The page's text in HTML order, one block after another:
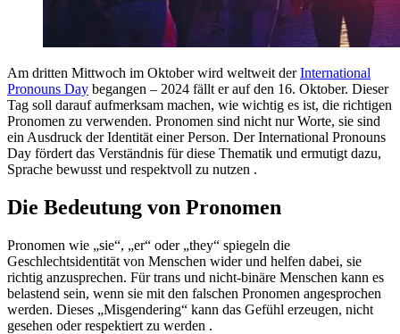
Am dritten Mittwoch im Oktober wird weltweit derInternational
Pronouns Day begangen – 2024 fällt er auf den 16. Oktober. Dieser
Tag soll darauf aufmerksam machen, wie wichtig es ist, die richtigen
Pronomen zu verwenden. Pronomen sind nicht nur Worte, sie sind
ein Ausdruck der Identität einer Person. Der International Pronouns
Day fördert das Verständnis für diese Thematik und ermutigt dazu,
Sprache bewusst und respektvoll zu nutzen .
Die Bedeutung von Pronomen
Pronomen wie „sie“, „er“ oder „they“ spiegeln die
Geschlechtsidentität von Menschen wider und helfen dabei, sie
richtig anzusprechen. Für trans und nicht-binäre Menschen kann es
belastend sein, wenn sie mit den falschen Pronomen angesprochen
werden. Dieses „Misgendering“ kann das Gefühl erzeugen, nicht
gesehen oder respektiert zu werden .